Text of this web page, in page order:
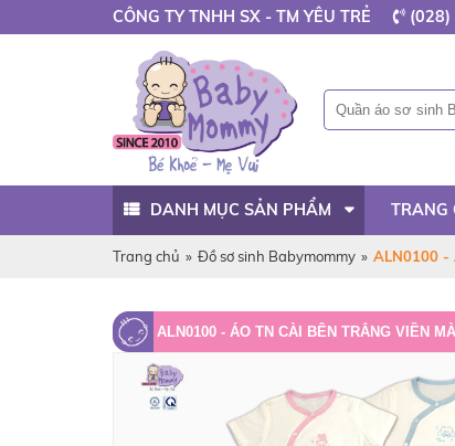
CÔNG TY TNHH SX - TM YÊU TRẺ
DANH MỤC SẢN PHẨM TRANG
Trang chủ » Đồ sơ sinh Babymommy » ALN0100 -
ALN0100 - ÁO TN CÀI BÊN TRẮNG VIỀN